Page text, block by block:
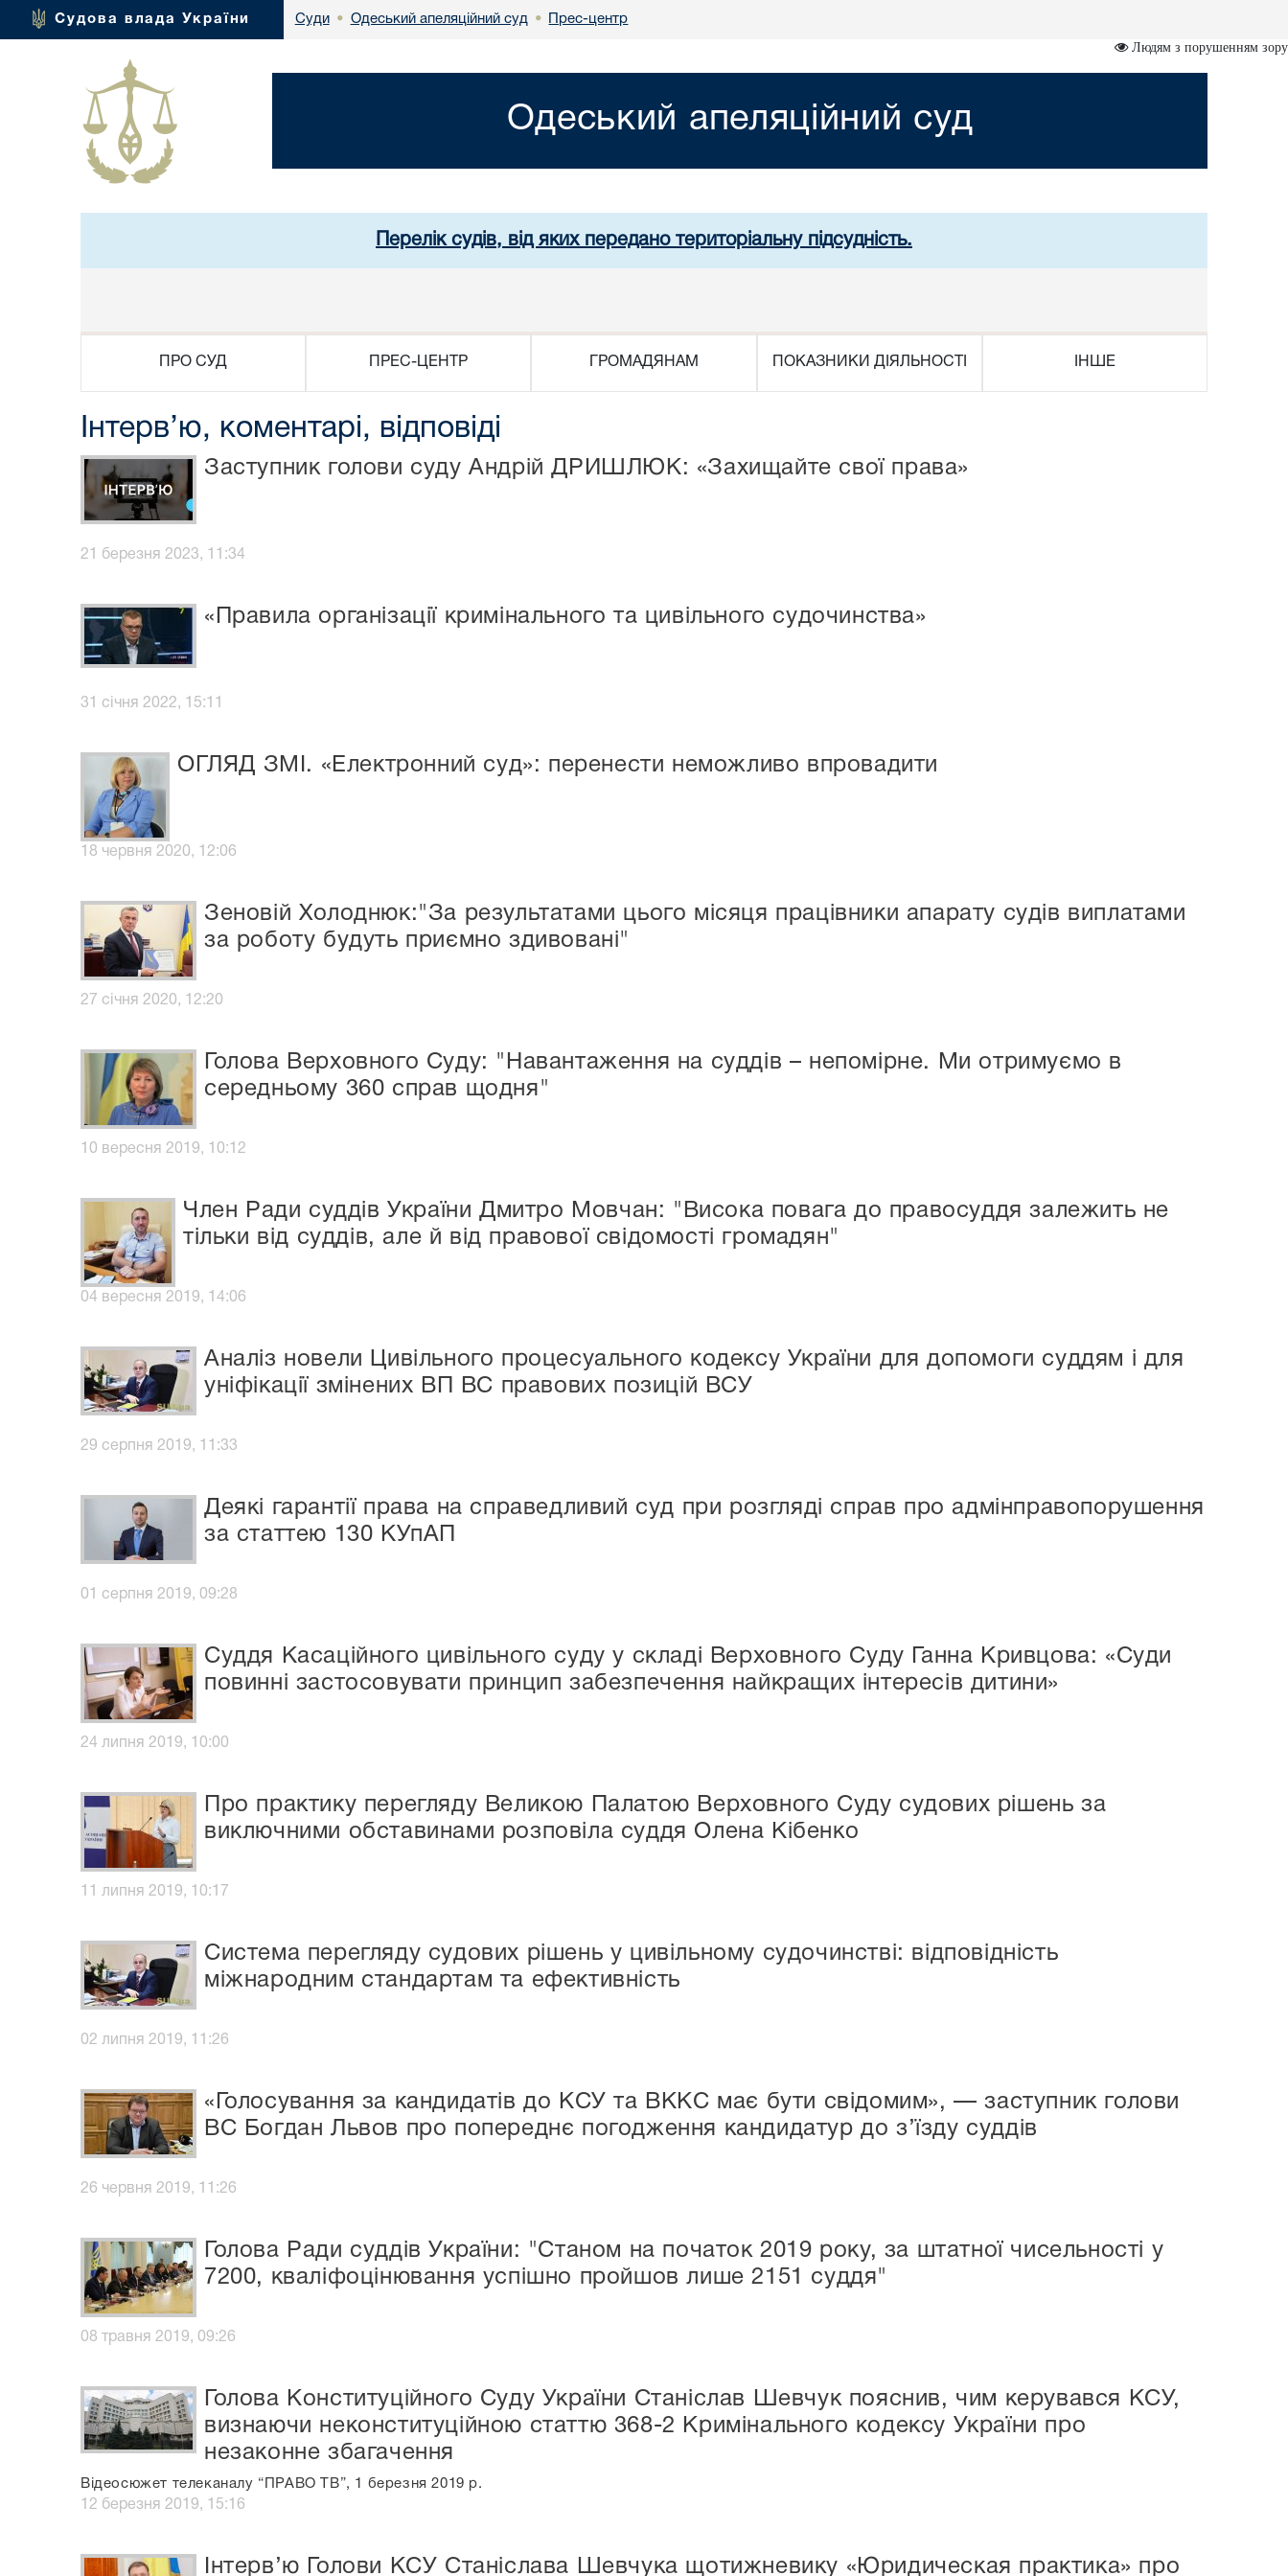
Судова влада України Суди • Одеський апеляційний суд • Прес-центр
Людям з порушенням зору
Одеський апеляційний суд
Перелік судів, від яких передано територіальну підсудність.
ПРО СУД ПРЕС-ЦЕНТР ГРОМАДЯНАМ ПОКАЗНИКИ ДІЯЛЬНОСТІ ІНШЕ
Інтерв’ю, коментарі, відповіді
Заступник голови суду Андрій ДРИШЛЮК: «Захищайте свої права»
21 березня 2023, 11:34
«Правила організації кримінального та цивільного судочинства»
31 січня 2022, 15:11
ОГЛЯД ЗМІ. «Електронний суд»: перенести неможливо впровадити
18 червня 2020, 12:06
Зеновій Холоднюк:"За результатами цього місяця працівники апарату судів виплатами
за роботу будуть приємно здивовані"
27 січня 2020, 12:20
Голова Верховного Суду: "Навантаження на суддів – непомірне. Ми отримуємо в
середньому 360 справ щодня"
10 вересня 2019, 10:12
Член Ради суддів України Дмитро Мовчан: "Висока повага до правосуддя залежить не
тільки від суддів, але й від правової свідомості громадян"
04 вересня 2019, 14:06
Аналіз новели Цивільного процесуального кодексу України для допомоги суддям і для
уніфікації змінених ВП ВС правових позицій ВСУ
29 серпня 2019, 11:33
Деякі гарантії права на справедливий суд при розгляді справ про адмінправопорушення
за статтею 130 КУпАП
01 серпня 2019, 09:28
Суддя Касаційного цивільного суду у складі Верховного Суду Ганна Кривцова: «Суди
повинні застосовувати принцип забезпечення найкращих інтересів дитини»
24 липня 2019, 10:00
Про практику перегляду Великою Палатою Верховного Суду судових рішень за
виключними обставинами розповіла суддя Олена Кібенко
11 липня 2019, 10:17
Система перегляду судових рішень у цивільному судочинстві: відповідність
міжнародним стандартам та ефективність
02 липня 2019, 11:26
«Голосування за кандидатів до КСУ та ВККС має бути свідомим», — заступник голови
ВС Богдан Львов про попереднє погодження кандидатур до з’їзду суддів
26 червня 2019, 11:26
Голова Ради суддів України: "Станом на початок 2019 року, за штатної чисельності у
7200, кваліфоцінювання успішно пройшов лише 2151 суддя"
08 травня 2019, 09:26
Голова Конституційного Суду України Станіслав Шевчук пояснив, чим керувався КСУ,
визнаючи неконституційною статтю 368-2 Кримінального кодексу України про
незаконне збагачення
Відеосюжет телеканалу “ПРАВО ТВ”, 1 березня 2019 р.
12 березня 2019, 15:16
Інтерв’ю Голови КСУ Станіслава Шевчука щотижневику «Юридическая практика» про